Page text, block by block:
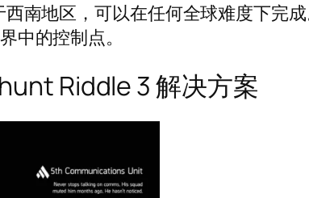
西南地区，可以在任何全球难度下完
中的控制点。
Riddle 3 解决方案